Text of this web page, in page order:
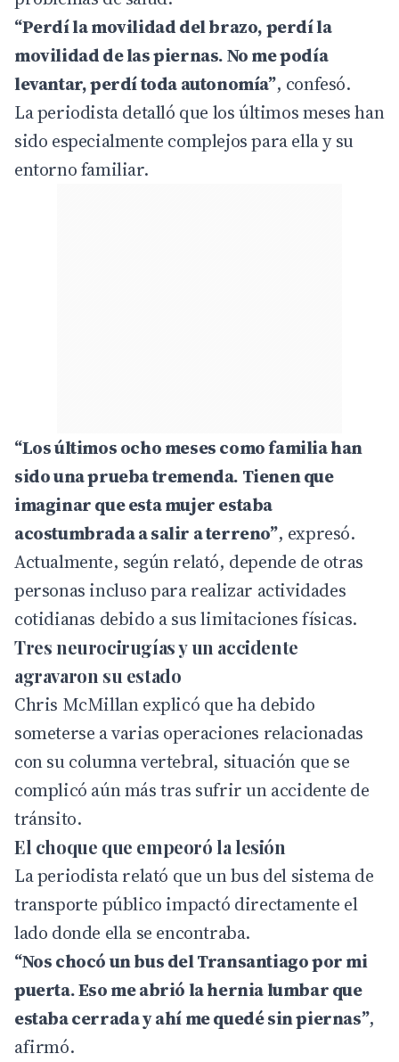
“Perdí la movilidad del brazo, perdí la
movilidad de las piernas. No me podía
levantar, perdí toda autonomía”, confesó.
La periodista detalló que los últimos meses han
sido especialmente complejos para ella y su
entorno familiar.
“Los últimos ocho meses como familia han
sido una prueba tremenda. Tienen que
imaginar que esta mujer estaba
acostumbrada a salir a terreno”, expresó.
Actualmente, según relató, depende de otras
personas incluso para realizar actividades
cotidianas debido a sus limitaciones físicas.
Tres neurocirugías y un accidente
agravaron su estado
Chris McMillan explicó que ha debido
someterse a varias operaciones relacionadas
con su columna vertebral, situación que se
complicó aún más tras sufrir un accidente de
tránsito.
El choque que empeoró la lesión
La periodista relató que un bus del sistema de
transporte público impactó directamente el
lado donde ella se encontraba.
“Nos chocó un bus del Transantiago por mi
puerta. Eso me abrió la hernia lumbar que
estaba cerrada y ahí me quedé sin piernas”,
afirmó.